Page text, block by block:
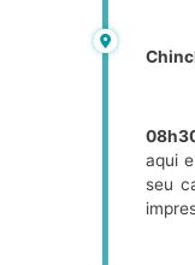
aqui
seu